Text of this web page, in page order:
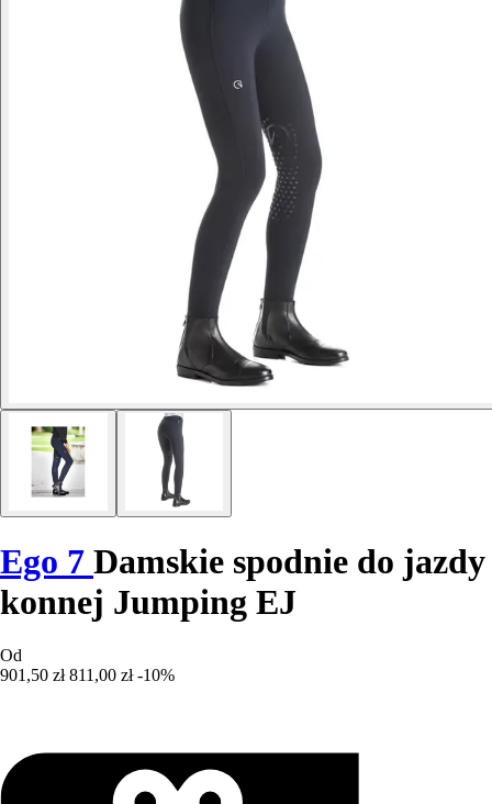
Ego 7 Damskie spodnie do jazdy
konnej Jumping EJ
Od
901,50 zł 811,00 zł -10%